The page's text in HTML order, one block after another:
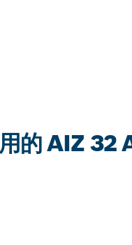
的 AIZ 32